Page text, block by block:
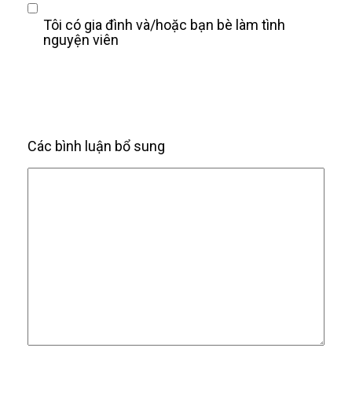
Tôi có gia đình và/hoặc bạn bè làm tình
nguyện viên
Các bình luận bổ sung